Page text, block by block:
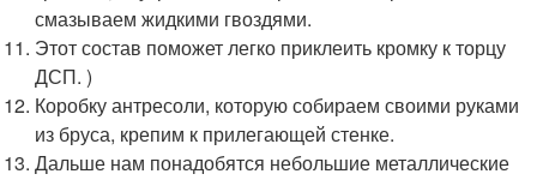
смазываем жидкими гвоздями.
Этот состав поможет легко приклеить кромку к торцу
ДСП. )
Коробку антресоли, которую собираем своими руками
из бруса, крепим к прилегающей стенке.
Дальше нам понадобятся небольшие металлические